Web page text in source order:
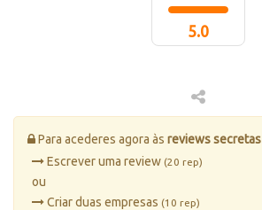
5.0
Para acederes agora às reviews secretas
Escrever uma review (20 rep)
ou
Criar duas empresas (10 rep)